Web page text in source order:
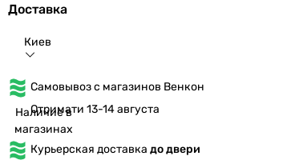
Доставка
Киев
Самовывоз с магазинов Венкон
Наличие в
магазинах
Отримати 13-14 августа
Курьерская доставка до двери